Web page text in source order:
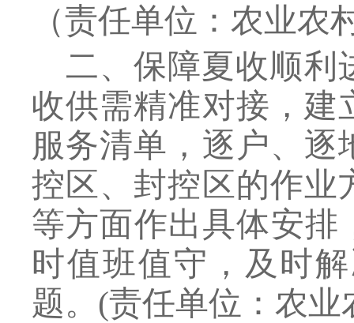
（责任单位：农业农
二、保障夏收顺利
收供需精准对接，建
服务清单，逐户、
控区、封控区的作业
等方面作出具体安排
时值班值守，及时
题。 (责任单位：农业